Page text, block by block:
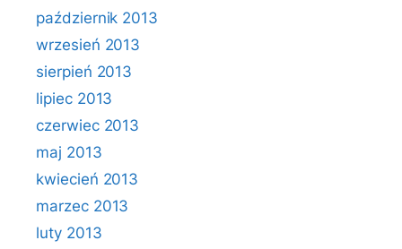
październik 2013
wrzesień 2013
sierpień 2013
lipiec 2013
czerwiec 2013
maj 2013
kwiecień 2013
marzec 2013
luty 2013